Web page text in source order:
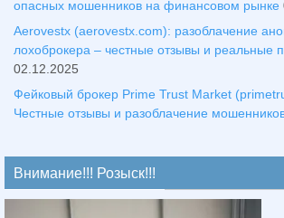
опасных мошенников на финансовом рынке
Aerovestx (aerovestx.com): разоблачение
лохоброкера – честные отзывы и реальные
02.12.2025
Фейковый брокер Prime Trust Market
Честные отзывы и разоблачение
Внимание!!! Розыск!!!